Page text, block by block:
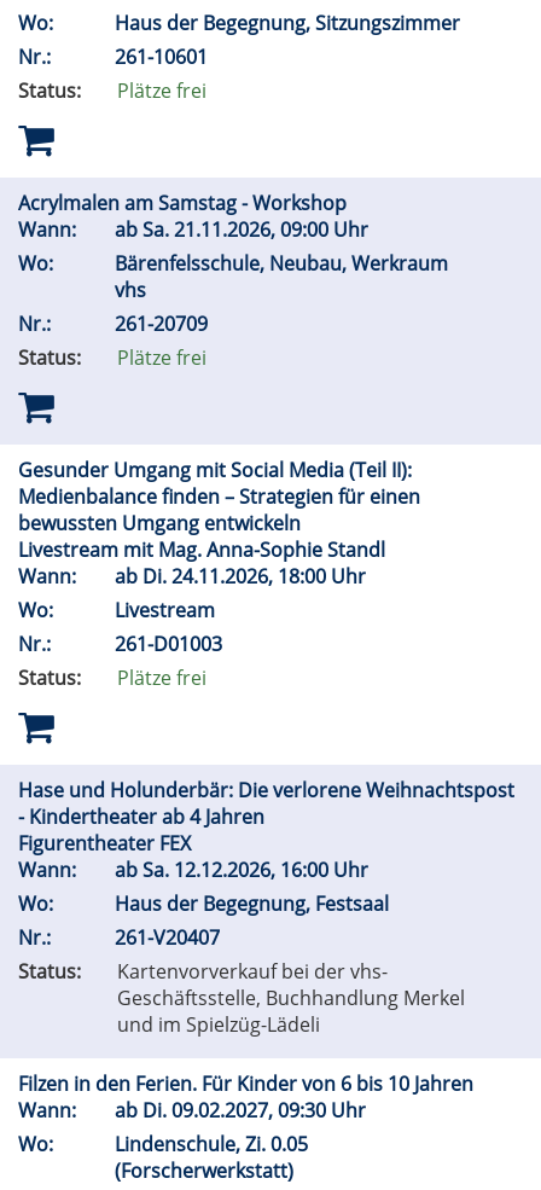
Wo:
Haus der Begegnung, Sitzungszimmer
Nr.:
261-10601
Status:
Plätze frei
Acrylmalen am Samstag - Workshop
Wann:
abSa.21.11.2026, 09:00 Uhr
Wo:
Bärenfelsschule, Neubau, Werkraum
vhs
Nr.:
261-20709
Status:
Plätze frei
Gesunder Umgang mit Social Media (Teil II):
Medienbalance finden – Strategien für einen
bewussten Umgang entwickeln
Livestream mit Mag. Anna-Sophie Standl
Wann:
ab Di.24.11.2026, 18:00 Uhr
Wo:
Livestream
Nr.:
261-D01003
Status:
Plätze frei
Hase und Holunderbär: Die verlorene Weihnachtspost
- Kindertheater ab 4 Jahren
Figurentheater FEX
Wann:
abSa. 12.12.2026, 16:00 Uhr
Wo:
Haus der Begegnung, Festsaal
Nr.:
261-V20407
Status:
Kartenvorverkauf bei der vhs-
Geschäftsstelle, Buchhandlung Merkel
und im Spielzüg-Lädeli
Filzen in den Ferien. Für Kinder von 6 bis 10 Jahren
Wann:
ab Di.09.02.2027, 09:30 Uhr
Wo:
Lindenschule, Zi. 0.05
(Forscherwerkstatt)